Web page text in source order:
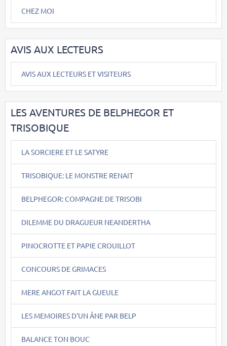
CHEZ MOI
AVIS AUX LECTEURS
AVIS AUX LECTEURS ET VISITEURS
LES AVENTURES DE BELPHEGOR ET
TRISOBIQUE
LA SORCIERE ET LE SATYRE
TRISOBIQUE: LE MONSTRE RENAIT
BELPHEGOR: COMPAGNE DE TRISOBI
DILEMME DU DRAGUEUR NEANDERTHA
PINOCROTTE ET PAPIE CROUILLOT
CONCOURS DE GRIMACES
MERE ANGOT FAIT LA GUEULE
LES MEMOIRES D'UN ÂNE PAR BELP
BALANCE TON BOUC